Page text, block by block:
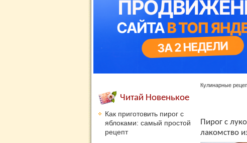
Кулинарные
Пирог с
лакомство
Читай Новенькое
Как приготовить пирог с
яблоками: самый простой
рецепт